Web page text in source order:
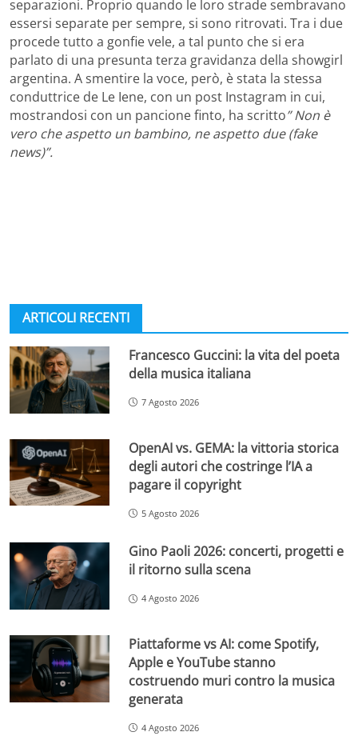
separazioni. Proprio quando le loro strade sembravano
essersi separate per sempre, si sono ritrovati. Tra i due
procede tutto a gonfie vele, a tal punto che si era
parlato di una presunta terza gravidanza della showgirl
argentina. A smentire la voce, però, è stata la stessa
conduttrice de Le Iene, con un post Instagram in cui,
mostrandosi con un pancione finto, ha scritto” Non è
vero che aspetto un bambino, ne aspetto due (fake
news)”.
ARTICOLI RECENTI
Francesco Guccini: la vita del poeta
della musica italiana
7 Agosto 2026
OpenAI vs. GEMA: la vittoria storica
degli autori che costringe l’IA a
pagare il copyright
5 Agosto 2026
Gino Paoli 2026: concerti, progetti e
il ritorno sulla scena
4 Agosto 2026
Piattaforme vs AI: come Spotify,
Apple e YouTube stanno
costruendo muri contro la musica
generata
4 Agosto 2026